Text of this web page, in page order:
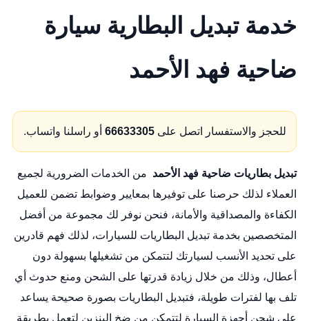
خدمة تبديل البطارية سيارة
ضاحية فهد الأحمد
للحجز والاستفسار اتصل على 66633305أو راسلنا واتساب.
تبديل بطاريات ضاحية فهد الأحمد من الخدمات الضرورية لجميع
العملاء لذلك حرصنا على توفيرها بمعايير وضوابط تضمن للعميل
الكفاءة والمصداقية والأمانة، فنحن نوفر لك مجموعة من أفضل
المتخصصين بخدمة تبديل البطاريات للسيارات، لذلك فهم قادرين
على تحديد الأنسب لسيارتك لتتمكن من تشغيلها بسهولة دون
أعطال، وذلك من خلال زيادة قدرتها على الشحن ومنع حدوث أي
تلف بها لفترات طويلة، فتبديل البطاريات بصورة صحيحة يساعد
على شحن أجهزة السيارة لتتمكن من ضخ البنزين لتعمل بطريقة